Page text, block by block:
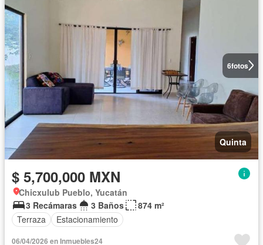
6fotos
Quinta
$ 5,700,000 MXN
Chicxulub Pueblo, Yucatán
3 Recámaras
3 Baños
874 m²
Terraza
Estacionamiento
06/04/2026 en Inmuebles24